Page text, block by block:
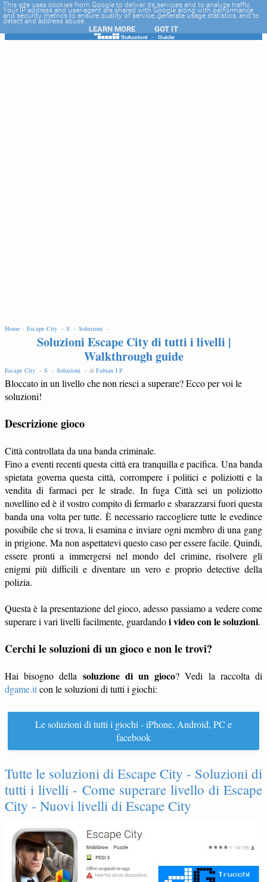
-->
Home - Escape City - S - Soluzioni -
Soluzioni Escape City di tutti i livelli |
Walkthrough guide
Escape City - S - Soluzioni - di Fabian J.P.
Bloccato in un livello che non riesci a superare? Ecco per voi le
soluzioni!
Descrizione gioco
Città controllata da una banda criminale.
Fino a eventi recenti questa città era tranquilla e pacifica. Una banda
spietata governa questa città, corrompere i politici e poliziotti e la
vendita di farmaci per le strade. In fuga Città sei un poliziotto
novellino ed è il vostro compito di fermarlo e sbarazzarsi fuori questa
banda una volta per tutte. È necessario raccogliere tutte le evedince
possibile che si trova, li esamina e inviare ogni membro di una gang
in prigione. Ma non aspettatevi questo caso per essere facile. Quindi,
essere pronti a immergersi nel mondo del crimine, risolvere gli
enigmi più difficili e diventare un vero e proprio detective della
polizia.
Questa è la presentazione del gioco, adesso passiamo a vedere come
superare i vari livelli facilmente, guardandoi video con le soluzioni.
Cerchi le soluzioni di un gioco e non le trovi?
Hai bisogno della soluzione di un gioco? Vedi la raccolta di
dgame.itcon le soluzioni di tutti i giochi:
Le soluzioni di tutti i giochi - iPhone, Android, PC e
facebook
Tutte le soluzioni di Escape City - Soluzioni di
tutti i livelli - Come superare livello di Escape
City - Nuovi livelli di Escape City
This site uses cookies from Google to deliver its services and to analyze traffic.
Your IP address and user-agent are shared with Google along with performance
and security metrics to ensure quality of service, generate usage statistics, and to
detect and address abuse.
LEARN MORE GOT IT